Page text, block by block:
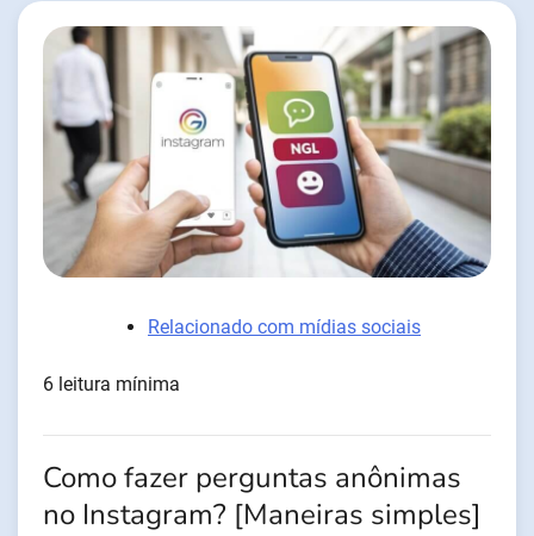
Relacionado com mídias sociais
6 leitura mínima
Como fazer perguntas anônimas
no Instagram? [Maneiras simples]